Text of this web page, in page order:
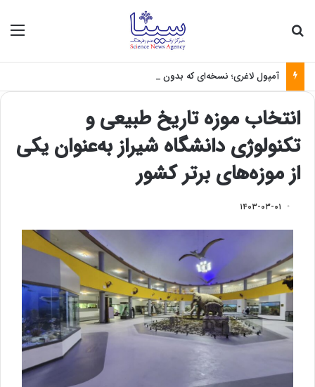
آمپول لاغری؛ نسخه‌ای که بدون تغذیه خطرناک می‌شود
انتخاب موزه تاریخ طبیعی و
تکنولوژی دانشگاه شیراز به‌عنوان یکی
از موزه‌های برتر کشور
۱۴۰۳-۰۳-۰۱